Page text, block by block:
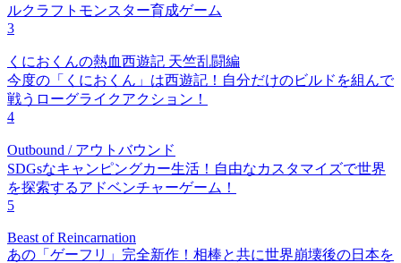
ルクラフトモンスター育成ゲーム
3
くにおくんの熱血西遊記 天竺乱闘編
今度の「くにおくん」は西遊記！自分だけのビルドを組んで
戦うローグライクアクション！
4
Outbound / アウトバウンド
SDGsなキャンピングカー生活！自由なカスタマイズで世界
を探索するアドベンチャーゲーム！
5
Beast of Reincarnation
あの「ゲーフリ」完全新作！相棒と共に世界崩壊後の日本を